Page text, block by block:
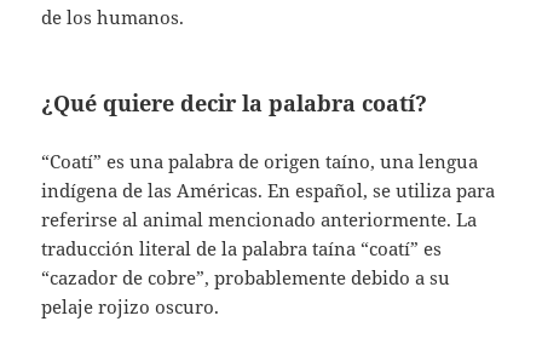
de los humanos.
¿Qué quiere decir la palabra coatí?
“Coatí” es una palabra de origen taíno, una lengua
indígena de las Américas. En español, se utiliza para
referirse al animal mencionado anteriormente. La
traducción literal de la palabra taína “coatí” es
“cazador de cobre”, probablemente debido a su
pelaje rojizo oscuro.